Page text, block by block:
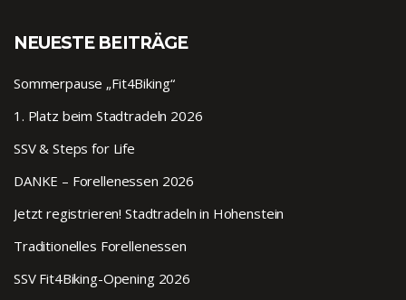
NEUESTE BEITRÄGE
Sommerpause „Fit4Biking“
1. Platz beim Stadtradeln 2026
SSV & Steps for Life
DANKE – Forellenessen 2026
Jetzt registrieren! Stadtradeln in Hohenstein
Traditionelles Forellenessen
SSV Fit4Biking-Opening 2026